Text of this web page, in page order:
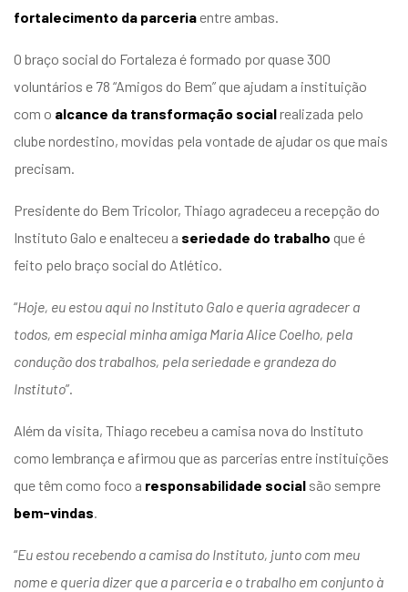
fortalecimento da parceriaentre ambas.
O braço social do Fortaleza é formado por quase 300
voluntários e 78 “Amigos do Bem” que ajudam a instituição
com o alcance da transformação socialrealizada pelo
clube nordestino, movidas pela vontade de ajudar os que mais
precisam.
Presidente do Bem Tricolor, Thiago agradeceu a recepção do
Instituto Galo e enalteceu a seriedade do trabalho que é
feito pelo braço social do Atlético.
“Hoje, eu estou aqui no Instituto Galo e queria agradecer a
todos, em especial minha amiga Maria Alice Coelho, pela
condução dos trabalhos, pela seriedade e grandeza do
Instituto”.
Além da visita, Thiago recebeu a camisa nova do Instituto
como lembrança e afirmou que as parcerias entre instituições
que têm como foco a responsabilidade social são sempre
bem-vindas.
“Eu estou recebendo a camisa do Instituto, junto com meu
nome e queria dizer que a parceria e o trabalho em conjunto à